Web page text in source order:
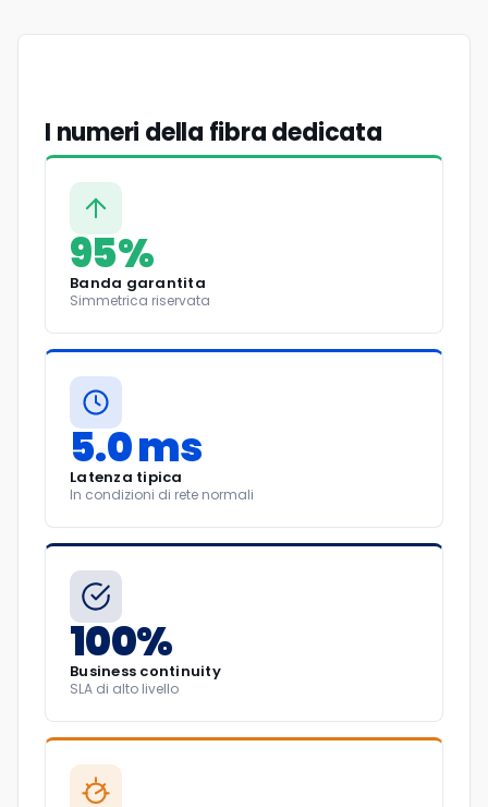
I numeri della fibra dedicata
95%
Banda garantita
Simmetrica riservata
5.0 ms
Latenza tipica
In condizioni di rete normali
100%
Business continuity
SLA di alto livello